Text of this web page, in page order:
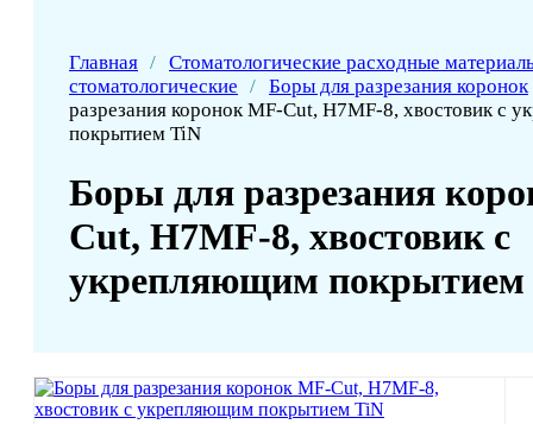
Главная / Стоматологические расходные
стоматологические / Боры для разрезания коронок
разрезания коронок MF-Cut, H7MF-8, хвостовик с
покрытием TiN
Боры для разрезания
Cut, H7MF-8, хвостовик с
укрепляющим покрытием